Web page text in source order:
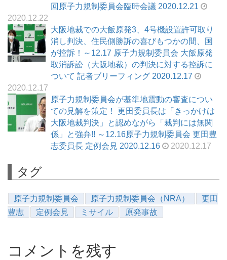
回原子力規制委員会臨時会議 2020.12.21
2020.12.22
大阪地裁での大飯原発3、4号機設置許可取り
消し判決、住民側勝訴の喜びもつかの間、国
が控訴！～12.17 原子力規制委員会 大飯原発
取消訴訟（大阪地裁）の判決に対する控訴に
ついて 記者ブリーフィング 2020.12.17
2020.12.17
原子力規制委員会が基準地震動の審査につい
ての見解を策定！ 更田委員長は「きっかけは
大阪地裁判決」と認めながら「裁判には無関
係」と強弁!! ～12.16原子力規制委員会 更田豊
志委員長 定例会見 2020.12.16
2020.12.17
タグ
原子力規制委員会 原子力規制委員会（NRA）
更田
豊志
定例会見 ミサイル 原発事故
コメントを残す